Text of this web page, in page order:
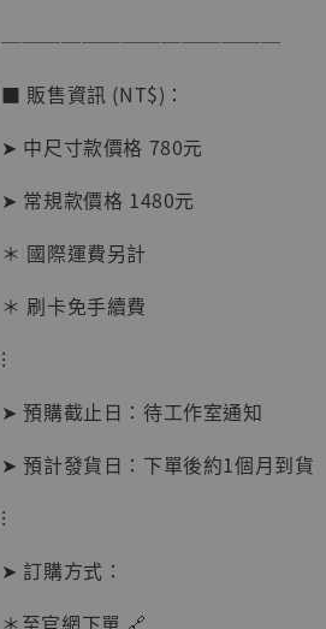
NT$ 1,870
【現貨】
BJSTUDIO 1/6系列
可動蒐藏人偶 讓子
──────────────
■ 販售資訊 (NT$)：
➤ 中尺寸款價格 780元
➤ 常規款價格 1480元
＊ 國際運費另計
＊ 刷卡免手續費
⁝
➤ 預購截止日：待工作室通知
➤ 預計發貨日：下單後約1個月到貨
⁝
➤ 訂購方式：
＊至官網下單 🔗